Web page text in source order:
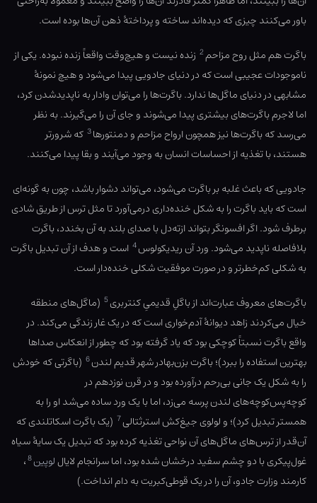
باور می‌کنند چیزی که دیده‌‌اند ساخته و پرداختهٔ ذهن آن‌ها بوده است.
‌باگرت هم مثل روح مزاحم2 زنده نیست و هیچ‌وقت واقعاً زنده نبوده. یکی از
ناموجودات عجیبی است که در دنیای جادویی پیدا می‌شود و هیچ نمونهٔ
مشابهی در دنیای ماگل‌ها ندارد. ‌باگرت‌‌ها را می‌‌توان وادار به ناپدیدشدن کرد،
اما لاجرم ‌باگرت‌‌های بیشتری پیدا می‌شوند و جای آن را می‌‌گیرند. به نظر
می‌‌رسد که باگرت‌ها نیز همچون ارواح مزاحم و دمنتورها3 که شرورتر
هستند، با تغذیه از احساسات انسان به وجود می‌آیند و بقا پیدا می‌کنند.
جادویی که باعث غلبه بر ‌باگرت می‌شود، می‌تواند دشوار باشد، چون به گونه‌ای
است که باید ‌باگرت را به شکل خنده‌‌داری درمی‌‌آورد تا مثل ترس از طریق شادی
برطرف شود. اگر افسونگر بتواند ازته‌دل با صدای بلند به آن بخندد، باگرت
بلافاصله ناپدید می‌‌شود. ورد آن ریدیکولوس4 است و هدف از آن تبدیل ‌باگرت
به شکلی کم‌خطرتر و در صورت موفقیت شکلی خنده‌‌دار است.
‌باگرت‌‌های معروف عبارت‌اند از ‌باگلِ قدیمیِ کنتربری5 (ماگل‌های منطقه
خیال می‌کردند زاهد دیوانهٔ آدم‌خواری است که در یک غار زندگی می‌کند. در
واقع ‌باگرت نسبتاً کوچکی بود که یاد گرفته بود که چطور از انعکاس صداها
بهترین استفاده را ببرد)؛ باگرت بزن‌بهادر شهر قدیم لندن6 (‌باگرتی که خودش
را به شکل یک جانی بی‌رحم درآورده بود و در قرن نوزدهم در
کوچه‌پس‌کوچه‌های لندن پرسه می‌زد، اما با یک ورد ساده می‌شد او را به
همستر تبدیل کرد)؛ و لولوی جیغ‌کش استرثتالی7 (یک ‌باگرت اسکاتلندی که
آن‌قدر از ترس‌های ماگل‌های آن نواحی تغذیه کرده بود که تبدیل یک سایهٔ سیاه
غول‌‌پیکری با دو چشم سفید درخشان شده بود، اما سرانجام لایاللوپین8،
کارمند وزارت جادو، آن را در یک قوطی‌کبریت به دام انداخت.)